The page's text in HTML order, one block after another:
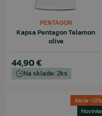
PENTAGON
Kapsa Pentagon Telamon
olive
44,90 €
Na sklade: 2ks
Akcia -12%
Novinka